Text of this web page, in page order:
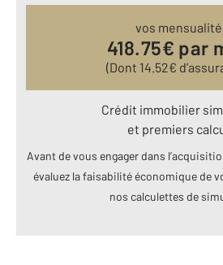
vos
418.75€ par
(Dont 14.52€
Crédit immobilier
et premiers
Avant de vous engager dans
évaluez la faisabilité économique de
nos calculettes de